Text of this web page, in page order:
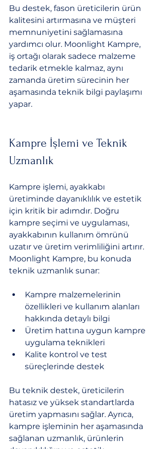
Bu destek, fason üreticilerin ürün
kalitesini artırmasına ve müşteri
memnuniyetini sağlamasına
yardımcı olur. Moonlight Kampre,
iş ortağı olarak sadece malzeme
tedarik etmekle kalmaz, aynı
zamanda üretim sürecinin her
aşamasında teknik bilgi paylaşımı
yapar.
Kampre İşlemi ve Teknik
Uzmanlık
Kampre işlemi, ayakkabı
üretiminde dayanıklılık ve estetik
için kritik bir adımdır. Doğru
kampre seçimi ve uygulaması,
ayakkabının kullanım ömrünü
uzatır ve üretim verimliliğini artırır.
Moonlight Kampre, bu konuda
teknik uzmanlık sunar:
Kampre malzemelerinin
özellikleri ve kullanım alanları
hakkında detaylı bilgi
Üretim hattına uygun kampre
uygulama teknikleri
Kalite kontrol ve test
süreçlerinde destek
Bu teknik destek, üreticilerin
hatasız ve yüksek standartlarda
üretim yapmasını sağlar. Ayrıca,
kampre işleminin her aşamasında
sağlanan uzmanlık, ürünlerin